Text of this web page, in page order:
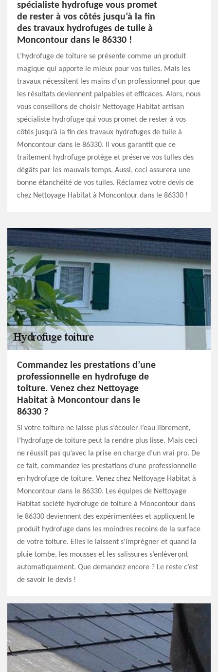
spécialiste hydrofuge vous promet
de rester à vos côtés jusqu’à la fin
des travaux hydrofuges de tuile à
Moncontour dans le 86330 !
L’hydrofuge de toiture se présente comme un produit
magique qui apporte le mieux pour vos tuiles. Mais les
travaux nécessitent les mains d’un professionnel pour que
les résultats deviennent palpables et efficaces. Alors, nous
vous conseillons de choisir Nettoyage Habitat artisan
spécialiste hydrofuge qui vous promet de rester à vos
côtés jusqu’à la fin des travaux hydrofuges de tuile à
Moncontour dans le 86330. Il vous garantit que ce
traitement hydrofuge protège et préserve vos tulles des
dégâts par les mauvais temps. Aussi, ceci assurera une
bonne étanchéité de vos tuiles. Réclamez votre devis de
chez Nettoyage Habitat à Moncontour dans le 86330 !
Commandez les prestations d’une
professionnelle en hydrofuge de
toiture. Venez chez Nettoyage
Habitat à Moncontour dans le
86330 ?
Si votre toiture ne laisse plus s’écouler l’eau librement,
l’hydrofuge de toiture peut la rendre plus lisse. Mais ceci
ne réussit pas qu’avec la prise en charge d’un vrai pro. De
ce fait, commandez les prestations d’une professionnelle
en hydrofuge de toiture. Venez chez Nettoyage Habitat à
Moncontour dans le 86330. Les équipes de Nettoyage
Habitat société hydrofuge de toiture à Moncontour dans
le 86330 deviennent des expérimentées et appliquent le
produit hydrofuge dans les moindres recoins de la surface
de votre toiture. Elles le laissent s’imprégner et quand la
pluie tombe, les mousses et les salissures s’enlèveront
automatiquement. Que demandez encore ? Le reste c’est
de savoir le devis !